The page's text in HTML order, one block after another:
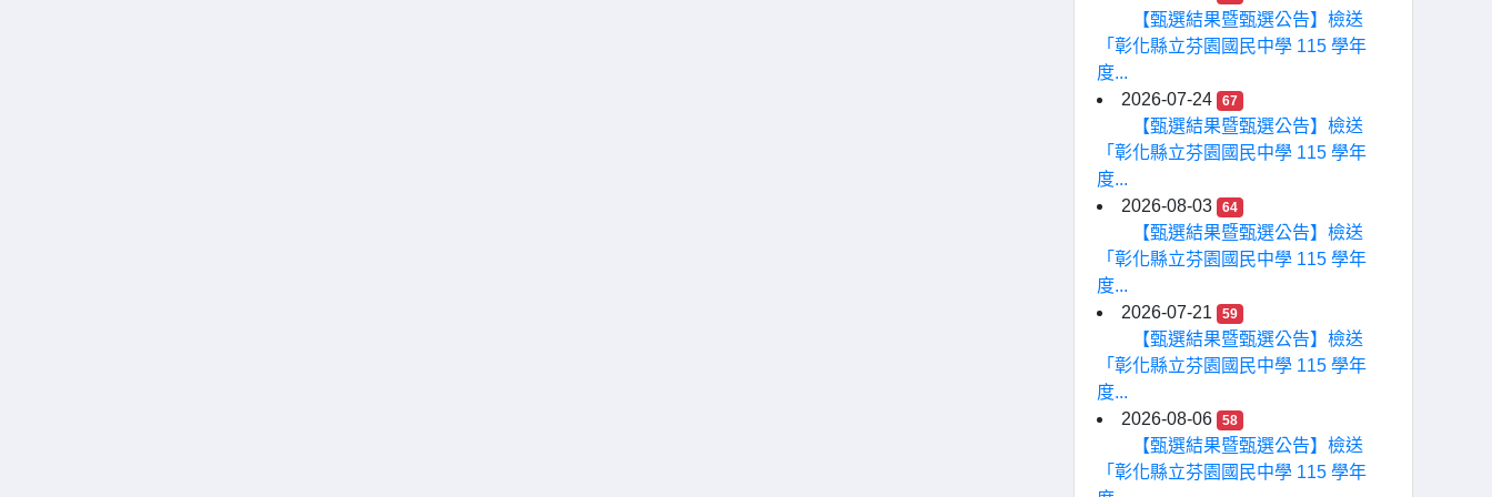
【甄選結果暨甄選公告】檢送
「彰化縣立芬園國民中學 115 學年
度...
2026-07-24
67
【甄選結果暨甄選公告】檢送
「彰化縣立芬園國民中學 115 學年
度...
2026-08-03
64
【甄選結果暨甄選公告】檢送
「彰化縣立芬園國民中學 115 學年
度...
2026-07-21
59
【甄選結果暨甄選公告】檢送
「彰化縣立芬園國民中學 115 學年
度...
2026-08-06
58
【甄選結果暨甄選公告】檢送
「彰化縣立芬園國民中學 115 學年